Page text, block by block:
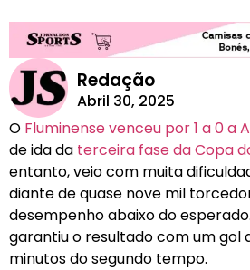
Redação
Abril 30, 2025
O Fluminense venceu por 1 a 0 a
de ida da terceira fase da Copa
entanto, veio com muita
diante de quase nove mil
desempenho abaixo do
garantiu o resultado com um gol
minutos do segundo tempo.